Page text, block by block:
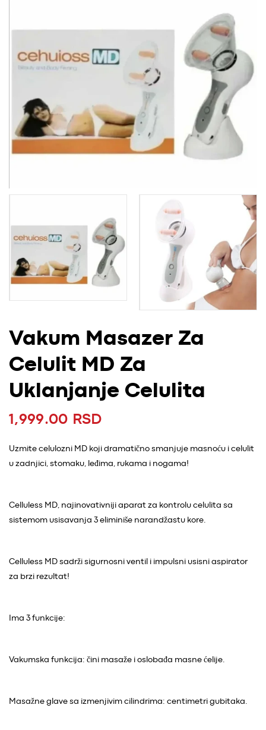
Vakum Masazer Za
Celulit MD Za
Uklanjanje Celulita
Redovna cijena
1,999.00 RSD
Uzmite celulozni MD koji dramatično smanjuje masnoću i celulit
u zadnjici, stomaku, leđima, rukama i nogama!
Celluless MD, najinovativniji aparat za kontrolu celulita sa
sistemom usisavanja 3 eliminiše narandžastu kore.
Celluless MD sadrži sigurnosni ventil i impulsni usisni aspirator
za brzi rezultat!
Ima 3 funkcije:
Vakumska funkcija: čini masaže i oslobađa masne ćelije.
Masažne glave sa izmenjivim cilindrima: centimetri gubitaka.